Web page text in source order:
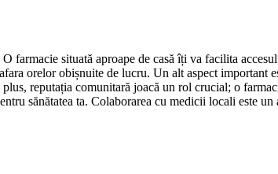
situată aproape de casă îți va facilita
orelor obișnuite de lucru. Un alt aspect important
reputația comunitară joacă un rol crucial; o
sănătatea ta. Colaborarea cu medicii locali este